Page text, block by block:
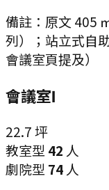
備註： 原文 405
列）；站立式自
會議室頁提及）
會議室Ⅰ
22.7坪
教室型 42 人
劇院型 74 人